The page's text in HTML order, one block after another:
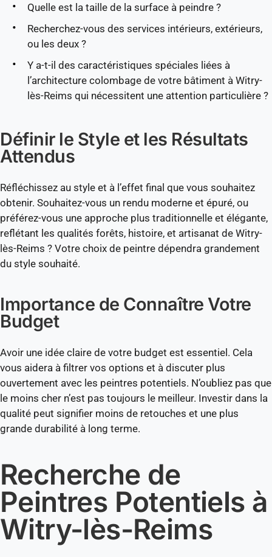
Quelle est la taille de la surface à peindre ?
Recherchez-vous des services intérieurs, extérieurs,
ou les deux ?
Y a-t-il des caractéristiques spéciales liées à
l’architecture colombage de votre bâtiment à Witry-
lès-Reims qui nécessitent une attention particulière ?
Définir le Style et les Résultats
Attendus
Réfléchissez au style et à l’effet final que vous souhaitez
obtenir. Souhaitez-vous un rendu moderne et épuré, ou
préférez-vous une approche plus traditionnelle et élégante,
reflétant les qualités forêts, histoire, et artisanat de Witry-
lès-Reims ? Votre choix de peintre dépendra grandement
du style souhaité.
Importance de Connaître Votre
Budget
Avoir une idée claire de votre budget est essentiel. Cela
vous aidera à filtrer vos options et à discuter plus
ouvertement avec les peintres potentiels. N’oubliez pas que
le moins cher n’est pas toujours le meilleur. Investir dans la
qualité peut signifier moins de retouches et une plus
grande durabilité à long terme.
Recherche de
Peintres Potentiels à
Witry-lès-Reims